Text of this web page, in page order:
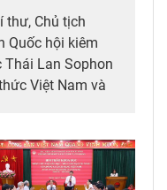
thư, Chủ tịch
Quốc hội kiêm
Thái Lan Sophon
Việt Nam và